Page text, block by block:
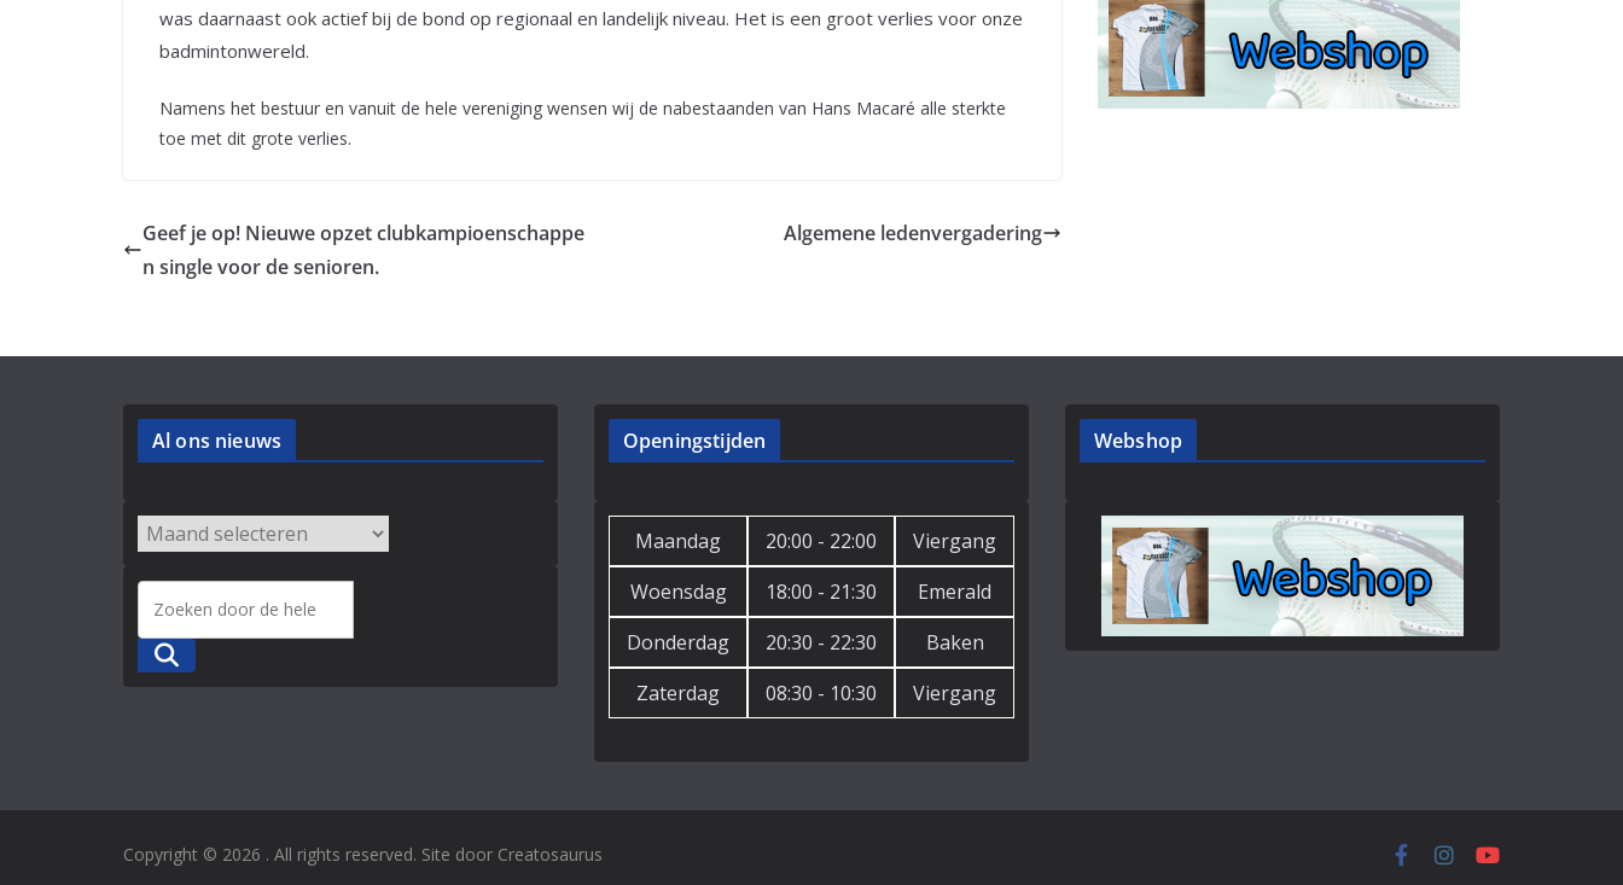
was daarnaast ook actief bij de bond op regionaal en landelijk niveau. Het is een groot verlies voor onze
badmintonwereld.
Namens het bestuur en vanuit de hele vereniging wensen wij de nabestaanden van Hans Macaré alle sterkte
toe met dit grote verlies.
Geef je op! Nieuwe opzet clubkampioenschappe
n single voor de senioren.
Algemene ledenvergadering
Al ons nieuws
Zoeken
Openingstijden
Maandag 20:00 - 22:00
Viergang
Woensdag
18:00 - 21:30
Emerald
Donderdag
20:30 - 22:30
Baken
Zaterdag
08:30 - 10:30 Viergang
Webshop
Copyright © 2026 . All rights reserved. Site door Creatosaurus